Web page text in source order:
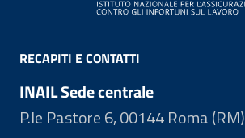
RECAPITI E CONTATTI
INAIL Sede centrale
P.le Pastore 6, 00144 Roma (RM)